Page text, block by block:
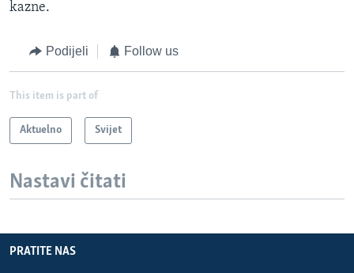
kazne.
Podijeli Follow us
This item is part of
Aktuelno Svijet
Nastavi čitati
PRATITE NAS